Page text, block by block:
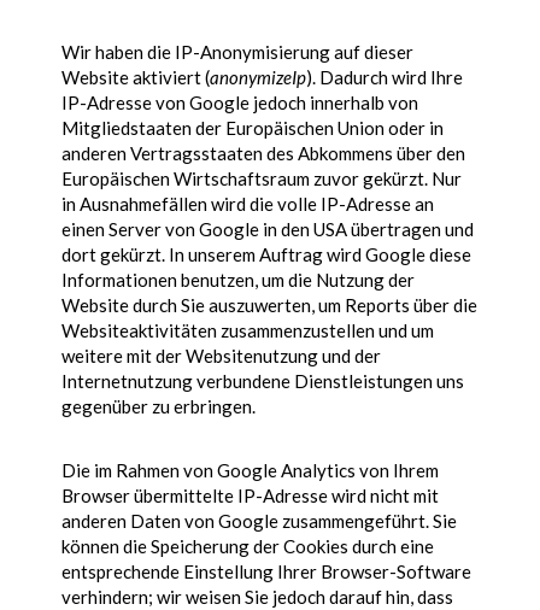
Wir haben die IP-Anonymisierung auf dieser
Website aktiviert (anonymizeIp). Dadurch wird Ihre
IP-Adresse von Google jedoch innerhalb von
Mitgliedstaaten der Europäischen Union oder in
anderen Vertragsstaaten des Abkommens über den
Europäischen Wirtschaftsraum zuvor gekürzt. Nur
in Ausnahmefällen wird die volle IP-Adresse an
einen Server von Google in den USA übertragen und
dort gekürzt. In unserem Auftrag wird Google diese
Informationen benutzen, um die Nutzung der
Website durch Sie auszuwerten, um Reports über die
Websiteaktivitäten zusammenzustellen und um
weitere mit der Websitenutzung und der
Internetnutzung verbundene Dienstleistungen uns
gegenüber zu erbringen.
Die im Rahmen von Google Analytics von Ihrem
Browser übermittelte IP-Adresse wird nicht mit
anderen Daten von Google zusammengeführt. Sie
können die Speicherung der Cookies durch eine
entsprechende Einstellung Ihrer Browser-Software
verhindern; wir weisen Sie jedoch darauf hin, dass